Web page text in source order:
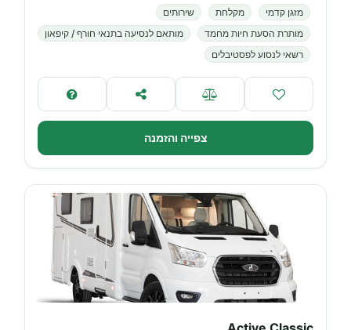
מזגן קדמי מקלחת
שירותים
מותרת הסעת חיות מחמד
מותאם לנסיעה בתנאי חורף / קיפאון
רשאי לנסוע לפסטיבלים
צפייה והזמנה